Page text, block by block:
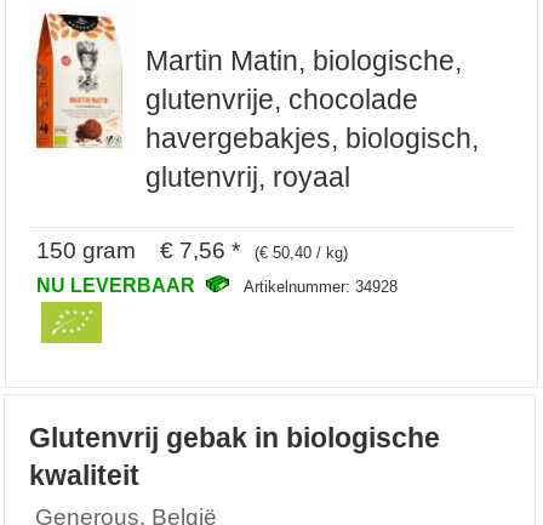
Martin Matin, biologische,
glutenvrije, chocolade
havergebakjes, biologisch,
glutenvrij, royaal
150 gram € 7,56 * (€ 50,40 / kg)
NU LEVERBAAR Artikelnummer: 34928
Glutenvrij gebak in biologische
kwaliteit
Generous, België